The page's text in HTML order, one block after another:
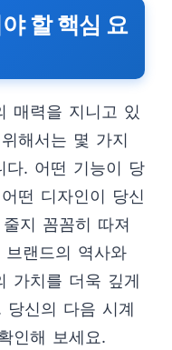
할 핵심 요
매력을 지니고 있
해서는 몇 가지
다. 어떤 기능이 당
떤 디자인이 당신
지 꼼꼼히 따져
브랜드의 역사와
가치를 더욱 깊게
당신의 다음 시계
인해 보세요.